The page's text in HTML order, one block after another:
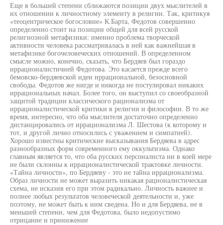
Еще в большей степени сближаются позиции двух мыслителей в
их отношении к личностному элементу в религии. Так, критикуя
«теоцентрическое богословие» К.Барта, Федотов совершенно
определенно стоит на позиции общей для всей русской
религиозной метафизики: именно проблема творческой
активности человека рассматривалась в ней как важнейшая в
метафизике богочеловеческих отношений. В определенном
смысле можно, конечно, сказать, что Бердяев был гораздо
иррационалистичней Федотова. Это касается прежде всего
бемовско-бердяевской идеи иррациональной, безосновной
свободы. Федотов же нигде и никогда не постулировал никаких
иррациональных начал. Более того, он выступил со своеобразной
защитой традиции классического рационализма от
иррационалистической критики в религии и философии. В то же
время, интересно, что оба мыслителя достаточно определенно
дистанцировались от иррационализма Л. Шестова (к которому и
тот, и другой лично относились с уважением и симпатией).
Хорошо известны критические высказывания Бердяева в адрес
разнообразных форм современного ему оккультизма. Однако
главным является то, что оба русских персоналиста ни в коей мере
не были склонны к иррационалистической трактовке личности.
«Тайна личности», по Бердяеву - это не тайна иррационализма.
Образ личности не может выразить никакая рационалистическая
схема, не исказив его при этом радикально. Личность важнее и
полнее любых результатов человеческой деятельности и, уже
поэтому, не может быть к ним сведена. Но и для Бердяева, не в
меньшей степени, чем для Федотова, было недопустимо
отрицание и принижение